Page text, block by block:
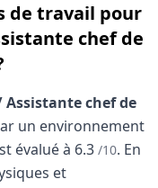
de travail pour
chef de
chef de
un environnement
évalué à 6.3 /10. En
et